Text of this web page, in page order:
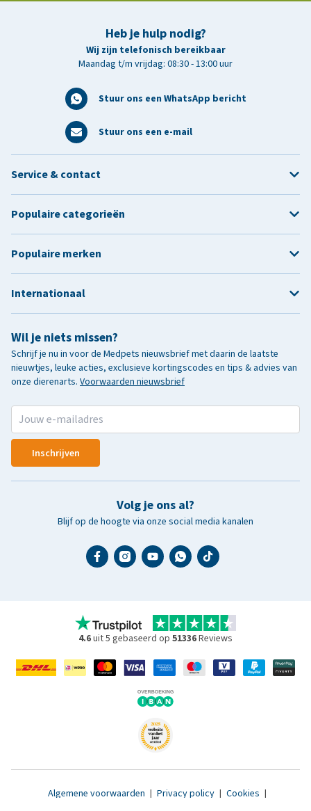
Heb je hulp nodig?
Wij zijn telefonisch bereikbaar
Maandag t/m vrijdag: 08:30 - 13:00 uur
Stuur ons een WhatsApp bericht
Stuur ons een e-mail
Wil je niets missen?
Schrijf je nu in voor de Medpets nieuwsbrief met daarin de laatste
nieuwtjes, leuke acties, exclusieve kortingscodes en tips & advies van
onze dierenarts. Voorwaarden nieuwsbrief
Inschrijven
Volg je ons al?
Blijf op de hoogte via onze social media kanalen
Service & contact
Populaire categorieën
Populaire merken
Internationaal
4.6uit 5 gebaseerd op 51336Reviews
Algemene voorwaarden | Privacy policy | Cookies |